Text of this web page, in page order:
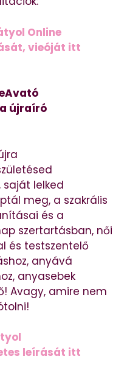
Online
vieóját itt
újraíró
lelked
meg, a szakrális
és a
szertartásban, női
és testszentelő
anyává
anyasebek
Avagy, amire nem
leírását itt